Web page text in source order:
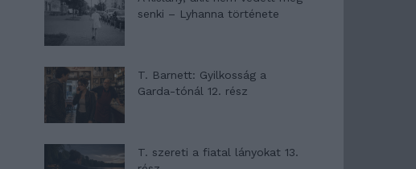
senki – Lyhanna története
T. Barnett: Gyilkosság a
Garda-tónál 12. rész
T. szereti a fiatal lányokat 13.